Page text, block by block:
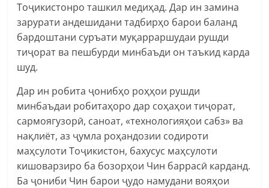
Тоҷикистонро ташкил медиҳад. Дар ин замина
зарурати андешидани тадбирҳо барои баланд
бардоштани суръати муқарраршудаи рушди
тиҷорат ва пешбурди минбаъди он таъкид карда
шуд.
Дар ин робита ҷонибҳо роҳҳои рушди
минбаъдаи робитаҳоро дар соҳаҳои тиҷорат,
сармоягузорӣ, саноат, «технологияҳои сабз» ва
нақлиёт, аз ҷумла роҳандозии содироти
маҳсулоти Тоҷикистон, бахусус маҳсулоти
кишоварзиро ба бозорҳои Чин баррасӣ карданд.
Ба ҷониби Чин барои ҷудо намудани вояҳои